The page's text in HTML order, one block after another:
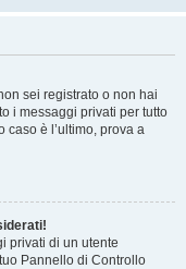
sei registrato o non hai
i messaggi privati per tutto
caso è l’ultimo, prova a
privati ​​di un utente
Pannello di Controllo